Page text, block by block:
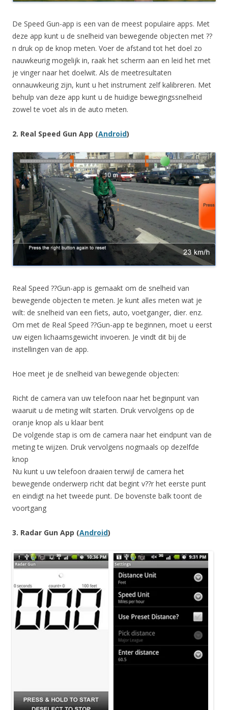
De Speed Gun-app is een van de meest populaire apps. Met
deze app kunt u de snelheid van bewegende objecten met ??
n druk op de knop meten. Voer de afstand tot het doel zo
nauwkeurig mogelijk in, raak het scherm aan en leid het met
je vinger naar het doelwit. Als de meetresultaten
onnauwkeurig zijn, kunt u het instrument zelf kalibreren. Met
behulp van deze app kunt u de huidige bewegingssnelheid
zowel te voet als in de auto meten.
2. Real Speed Gun App (Android)
Real Speed ??Gun-app is gemaakt om de snelheid van
bewegende objecten te meten. Je kunt alles meten wat je
wilt: de snelheid van een fiets, auto, voetganger, dier. enz.
Om met de Real Speed ??Gun-app te beginnen, moet u eerst
uw eigen lichaamsgewicht invoeren. Je vindt dit bij de
instellingen van de app.
Hoe meet je de snelheid van bewegende objecten:
Richt de camera van uw telefoon naar het beginpunt van
waaruit u de meting wilt starten. Druk vervolgens op de
oranje knop als u klaar bent
De volgende stap is om de camera naar het eindpunt van de
meting te wijzen. Druk vervolgens nogmaals op dezelfde
knop
Nu kunt u uw telefoon draaien terwijl de camera het
bewegende onderwerp richt dat begint v??r het eerste punt
en eindigt na het tweede punt. De bovenste balk toont de
voortgang
3. Radar Gun App (Android)